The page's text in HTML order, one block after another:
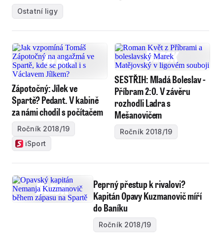
Ostatní ligy
Zápotočný: Jílek ve
Spartě? Pedant. V kabině
za námi chodil s počítačem
Ročník 2018/19
iSport
SESTŘIH: Mladá Boleslav -
Příbram 2:0. V závěru
rozhodli Ladra s
Mešanovičem
Ročník 2018/19
Peprný přestup k rivalovi?
Kapitán Opavy Kuzmanovič míří
do Baníku
Ročník 2018/19